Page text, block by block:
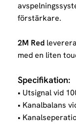
förstärkare.
2M Red
med en liten
Specifikation:
• Utsignal vid
• Kanalbalans
•